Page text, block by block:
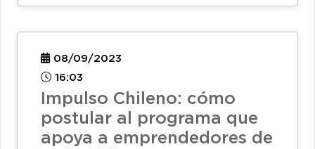
08/09/2023
16:03
Impulso Chileno: cómo
postular al programa que
apoya a emprendedores de